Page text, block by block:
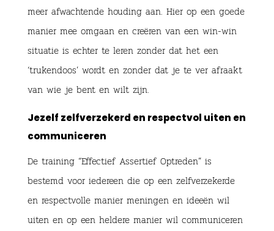
meer afwachtende houding aan. Hier op een goede
manier mee omgaan en creëren van een win-win
situatie is echter te leren zonder dat het een
‘trukendoos’ wordt en zonder dat je te ver afraakt
van wie je bent en wilt zijn.
Jezelf zelfverzekerd en respectvol uiten en
communiceren
De training “Effectief Assertief Optreden” is
bestemd voor iedereen die op een zelfverzekerde
en respectvolle manier meningen en ideeën wil
uiten en op een heldere manier wil communiceren